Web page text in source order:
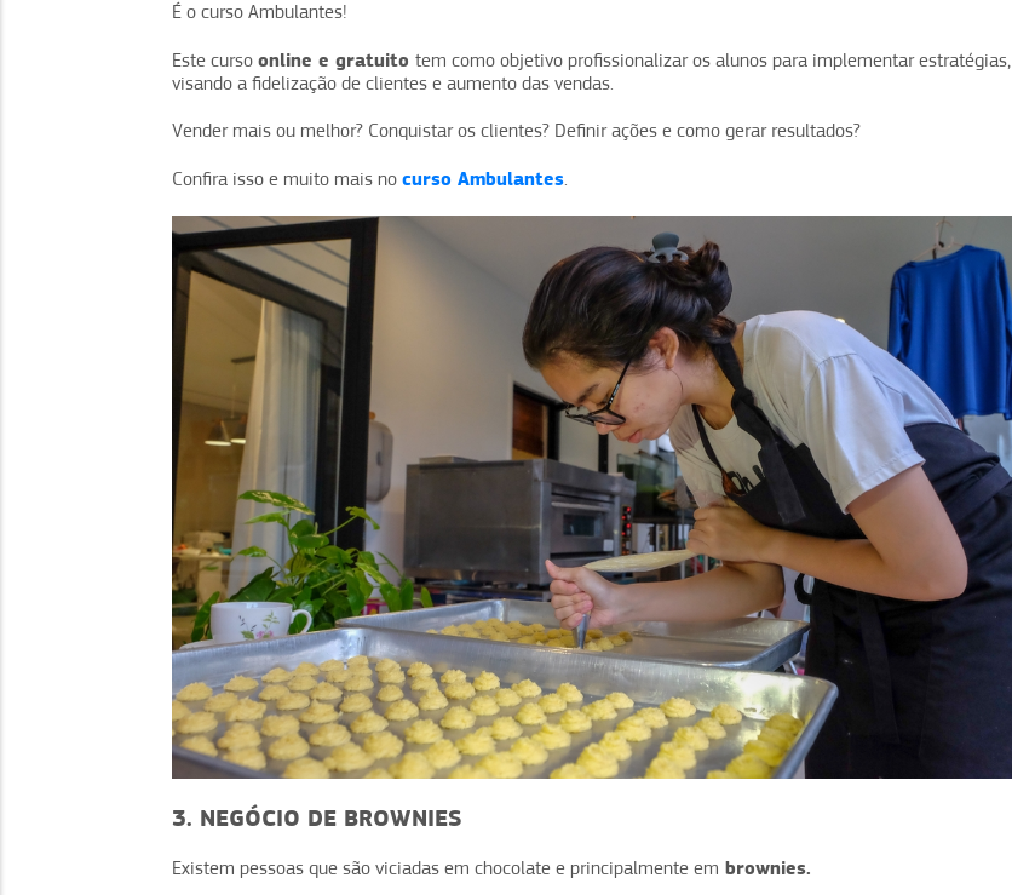
É o curso Ambulantes!
Este curso online e gratuito tem como objetivo profissionalizar os alunos para implementar estratégias,
visando a fidelização de clientes e aumento das vendas.
Vender mais ou melhor? Conquistar os clientes? Definir ações e como gerar resultados?
Confira isso e muito mais no curso Ambulantes.
3. NEGÓCIO DE BROWNIES
Existem pessoas que são viciadas em chocolate e principalmente em brownies.